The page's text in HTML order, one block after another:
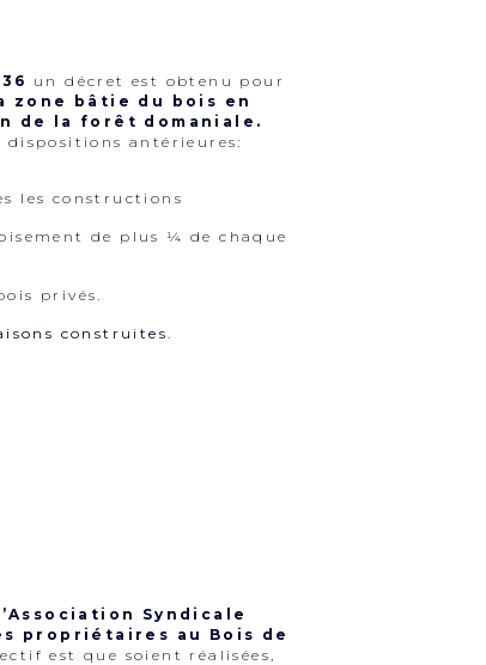
un décret est obtenu pour
zone bâtie du bois en
de la forêt domaniale.
dispositions antérieures:
les constructions
de plus ¼ de chaque
privés.
construites.
Syndicale
propriétaires au Bois de
est que soient réalisées,